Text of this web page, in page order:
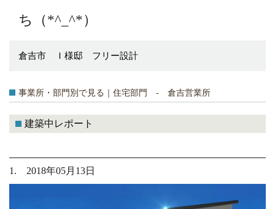
ち（*^_^*）
倉吉市 Ｉ様邸 フリー設計
事業所・部門別で見る｜住宅部門 - 倉吉営業所
建築中レポート
1. 2018年05月13日